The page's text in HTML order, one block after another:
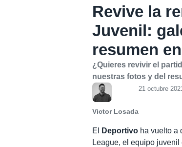
Revive la
Juvenil:
resumen
¿Quieres revivir el
nuestras fotos y del
Victor Losada
21 octubre
El Deportivo ha vuelto a
League, el equipo juvenil